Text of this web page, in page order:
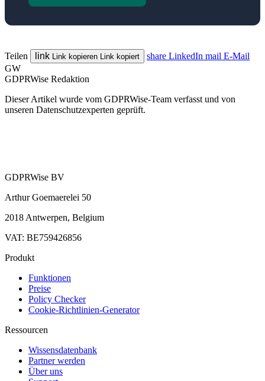
Teilen link Link kopieren Link kopiert share LinkedIn mail E-Mail
GW
GDPRWise Redaktion
Dieser Artikel wurde vom GDPRWise-Team verfasst und von
unseren Datenschutzexperten geprüft.
GDPRWise BV
Arthur Goemaerelei 50
2018 Antwerpen, Belgium
VAT: BE759426856
Produkt
Funktionen
Preise
Policy Checker
Cookie-Richtlinien-Generator
Ressourcen
Wissensdatenbank
Partner werden
Über uns